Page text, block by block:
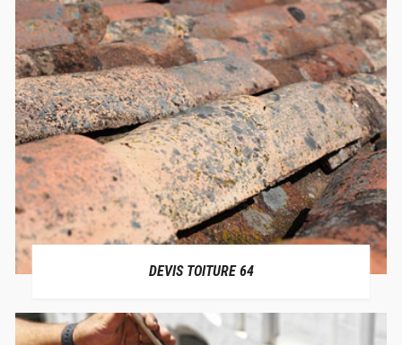
DEVIS TOITURE 64